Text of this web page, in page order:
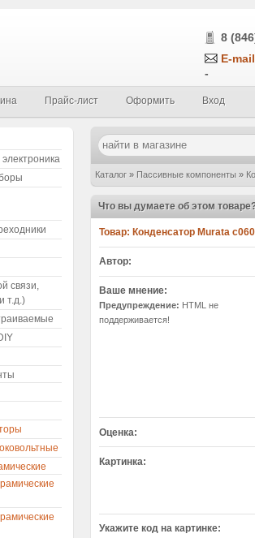
8
E-
-
Прайс-лист Оформить Вход
Каталог » Пассивные компоненты »
Что вы думаете об этом
Товар:
Автор:
Ваше мнение:
Предупреждение: HTML не
поддерживается!
Оценка:
Картинка:
Укажите код на картинке:
связи,
т.д.)